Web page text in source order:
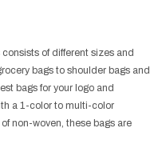
of different sizes and
bags to shoulder bags and
bags for your logo and
a 1-color to multi-color
non-woven, these bags are